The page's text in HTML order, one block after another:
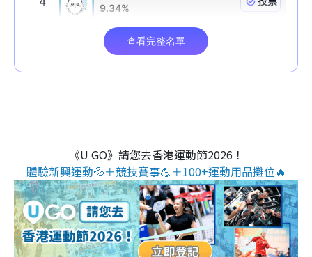
《U GO》請您去香港運動節2026！
體驗新興運動💦＋競技賽事💪＋100+運動用品攤位🔥